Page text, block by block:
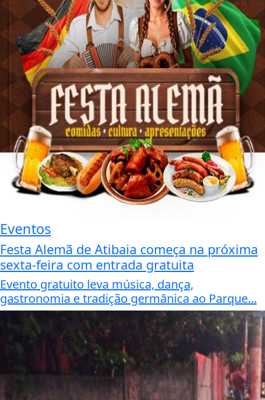
Eventos
Festa Alemã de Atibaia começa na próxima
sexta-feira com entrada gratuita
Evento gratuito leva música, dança,
gastronomia e tradição germânica ao Parque...